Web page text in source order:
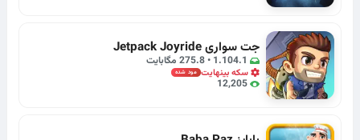
جت سواری Jetpack Joyride
1.104.1 • 275.8 مگابایت
سکه بینهایت مود شده
12,205